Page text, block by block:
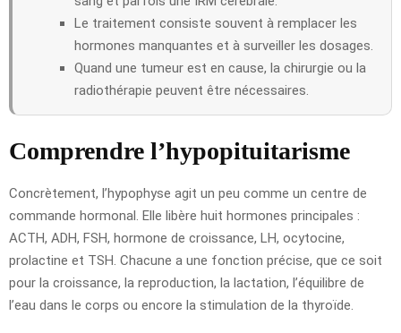
Le traitement consiste souvent à remplacer les
hormones manquantes et à surveiller les dosages.
Quand une tumeur est en cause, la chirurgie ou la
radiothérapie peuvent être nécessaires.
Comprendre l’hypopituitarisme
Concrètement, l’hypophyse agit un peu comme un centre de
commande hormonal. Elle libère huit hormones principales :
ACTH, ADH, FSH, hormone de croissance, LH, ocytocine,
prolactine et TSH. Chacune a une fonction précise, que ce soit
pour la croissance, la reproduction, la lactation, l’équilibre de
l’eau dans le corps ou encore la stimulation de la thyroïde.